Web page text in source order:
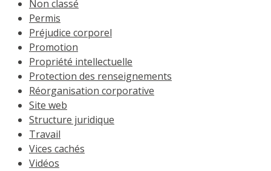
Non classé
Permis
Préjudice corporel
Promotion
Propriété intellectuelle
Protection des renseignements
Réorganisation corporative
Site web
Structure juridique
Travail
Vices cachés
Vidéos